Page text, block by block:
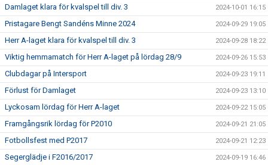
Damlaget klara för kvalspel till div. 3 2024-10-01 16:15
Pristagare Bengt Sandéns Minne 2024 2024-09-29 19:05
Herr A-laget klara för kvalspel till div. 3 2024-09-28 18:22
Viktig hemmamatch för Herr A-laget på lördag 28/9 2024-09-26 15:53
Clubdagar på Intersport 2024-09-23 19:11
Förlust för Damlaget 2024-09-23 13:10
Lyckosam lördag för Herr A-laget 2024-09-22 15:05
Framgångsrik lördag för P2010 2024-09-21 21:05
Fotbollsfest med P2017 2024-09-21 12:23
Segerglädje i F2016/2017 2024-09-19 16:46